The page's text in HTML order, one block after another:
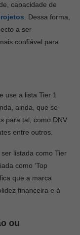
capacidade de
. Dessa forma,
a ser
confiável para
use a lista Tier 1
ainda, que se
para tal, como DNV
entre outros.
listada como Tier
como ‘Top
que a marca
financeira e à
ou